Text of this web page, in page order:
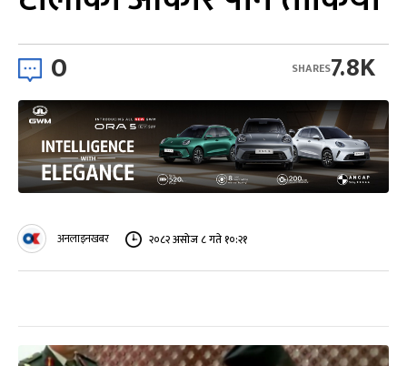
0 7.8K
SHARES
अनलाइनखबर २०८२ असोज ८ गते १०:२१